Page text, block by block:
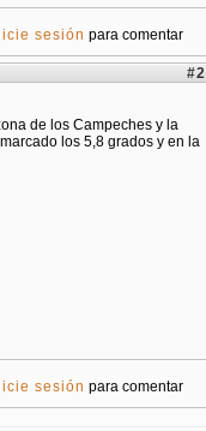
sesión para comentar
#2
de los Campeches y la
los 5,8 grados y en la
sesión para comentar